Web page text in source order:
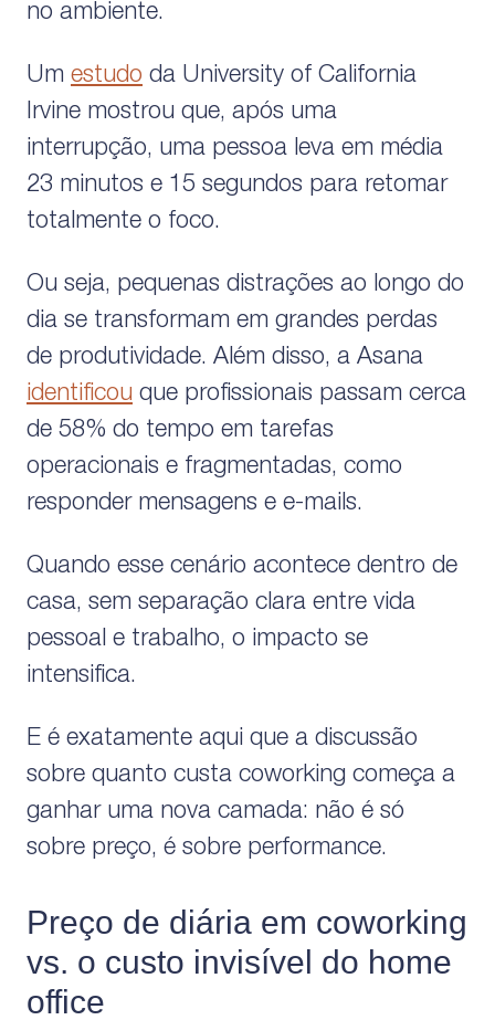
no ambiente.
Um estudo da University of California
Irvine mostrou que, após uma
interrupção, uma pessoa leva em média
23 minutos e 15 segundos para retomar
totalmente o foco.
Ou seja, pequenas distrações ao longo do
dia se transformam em grandes perdas
de produtividade. Além disso, a Asana
identificou que profissionais passam cerca
de 58% do tempo em tarefas
operacionais e fragmentadas, como
responder mensagens e e-mails.
Quando esse cenário acontece dentro de
casa, sem separação clara entre vida
pessoal e trabalho, o impacto se
intensifica.
E é exatamente aqui que a discussão
sobre quanto custa coworking começa a
ganhar uma nova camada: não é só
sobre preço, é sobre performance.
Preço de diária em coworking
vs. o custo invisível do home
office